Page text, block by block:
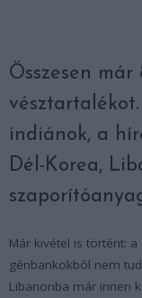
Összesen
indiánok, a
Dél-Korea,
Már kivétel is történt:
génbankokból nem
Libanonba már innen